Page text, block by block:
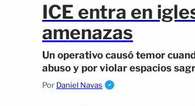
ICE entra en
amenazas
Un operativo causó temor
abuso y por violar espacios
Por Daniel Navas